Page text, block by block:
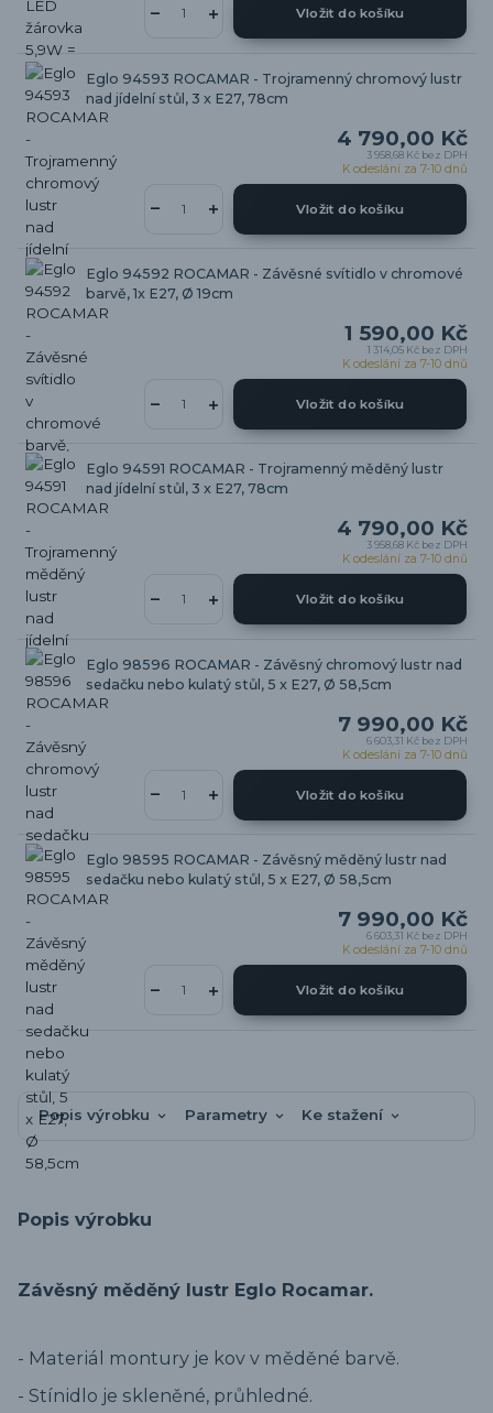
Vložit do košíku
Eglo 94593 ROCAMAR - Trojramenný chromový lustr
nad jídelní stůl, 3 x E27, 78cm
4 790,00 Kč
3 958,68 Kč bez DPH
K odeslání za 7-10 dnů
Vložit do košíku
Eglo 94592 ROCAMAR - Závěsné svítidlo v chromové
barvě, 1x E27, Ø 19cm
1 590,00 Kč
1 314,05 Kč bez DPH
K odeslání za 7-10 dnů
Vložit do košíku
Eglo 94591 ROCAMAR - Trojramenný měděný lustr
nad jídelní stůl, 3 x E27, 78cm
4 790,00 Kč
3 958,68 Kč bez DPH
K odeslání za 7-10 dnů
Vložit do košíku
Eglo 98596 ROCAMAR - Závěsný chromový lustr nad
sedačku nebo kulatý stůl, 5 x E27, Ø 58,5cm
7 990,00 Kč
6 603,31 Kč bez DPH
K odeslání za 7-10 dnů
Vložit do košíku
Eglo 98595 ROCAMAR - Závěsný měděný lustr nad
sedačku nebo kulatý stůl, 5 x E27, Ø 58,5cm
7 990,00 Kč
6 603,31 Kč bez DPH
K odeslání za 7-10 dnů
Vložit do košíku
Popis výrobku Parametry Ke stažení
Popis výrobku
Závěsný měděný lustr Eglo Rocamar.
- Materiál montury je kov v měděné barvě.
- Stínidlo je skleněné, průhledné.